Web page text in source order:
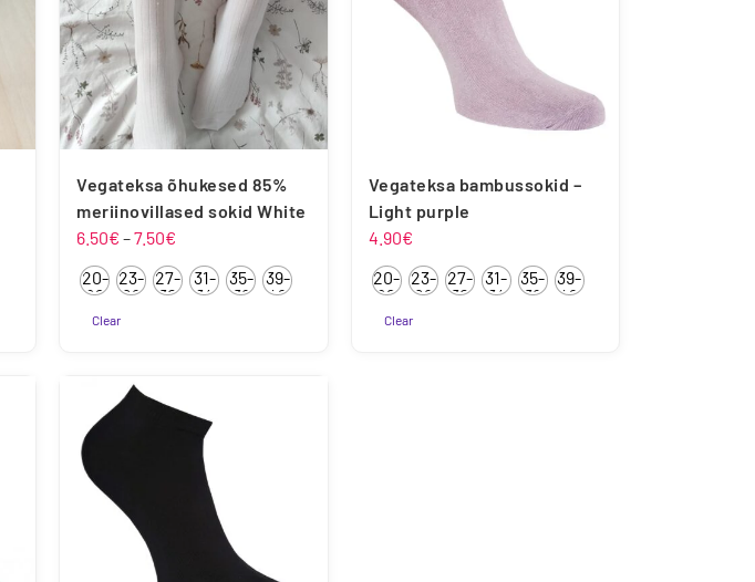
saab
tootelehel.
Vegateksa õhukesed 85%
meriinovillased sokid White
6.50€ –7.50€
6.50€
kuni
20-
22
23-
26
27-
30
31-
34
35-
38
39-
42
Clear
mitu
varianti.
Valikuid
saab
tootelehel.
Vegateksa bambussokid –
Light purple
4.90€
20-
22
23-
26
27-
30
31-
34
35-
38
39-
42
Clear